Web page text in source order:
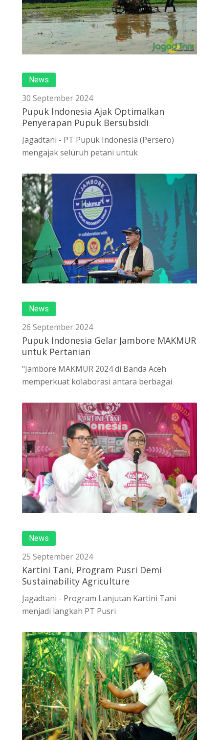
News
30 September 2024
Pupuk Indonesia Ajak Optimalkan
Penyerapan Pupuk Bersubsidi
Jagadtani - PT Pupuk Indonesia (Persero)
mengajak seluruh petani untuk
News
26 September 2024
Pupuk Indonesia Gelar Jambore MAKMUR
untuk Pertanian
"Jambore MAKMUR 2024 di Banda Aceh
memperkuat kolaborasi antara berbagai
News
25 September 2024
Kartini Tani, Program Pusri Demi
Sustainability Agriculture
Jagadtani - Program Lanjutan Kartini Tani
menjadi langkah PT Pusri